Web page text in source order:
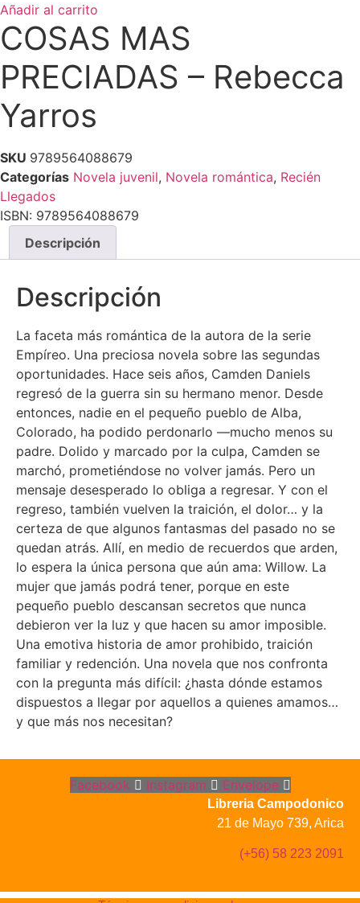
Añadir al carrito
COSAS MAS
PRECIADAS – Rebecca
Yarros
SKU 9789564088679
Categorías Novela juvenil, Novela romántica, Recién
Llegados
ISBN: 9789564088679
Descripción
Descripción
La faceta más romántica de la autora de la serie
Empíreo. Una preciosa novela sobre las segundas
oportunidades. Hace seis años, Camden Daniels
regresó de la guerra sin su hermano menor. Desde
entonces, nadie en el pequeño pueblo de Alba,
Colorado, ha podido perdonarlo —mucho menos su
padre. Dolido y marcado por la culpa, Camden se
marchó, prometiéndose no volver jamás. Pero un
mensaje desesperado lo obliga a regresar. Y con el
regreso, también vuelven la traición, el dolor… y la
certeza de que algunos fantasmas del pasado no se
quedan atrás. Allí, en medio de recuerdos que arden,
lo espera la única persona que aún ama: Willow. La
mujer que jamás podrá tener, porque en este
pequeño pueblo descansan secretos que nunca
debieron ver la luz y que hacen su amor imposible.
Una emotiva historia de amor prohibido, traición
familiar y redención. Una novela que nos confronta
con la pregunta más difícil: ¿hasta dónde estamos
dispuestos a llegar por aquellos a quienes amamos…
y que más nos necesitan?
Facebook Instagram Envelope
Libreria Campodonico
21 de Mayo 739, Arica
(+56) 58 223 2091